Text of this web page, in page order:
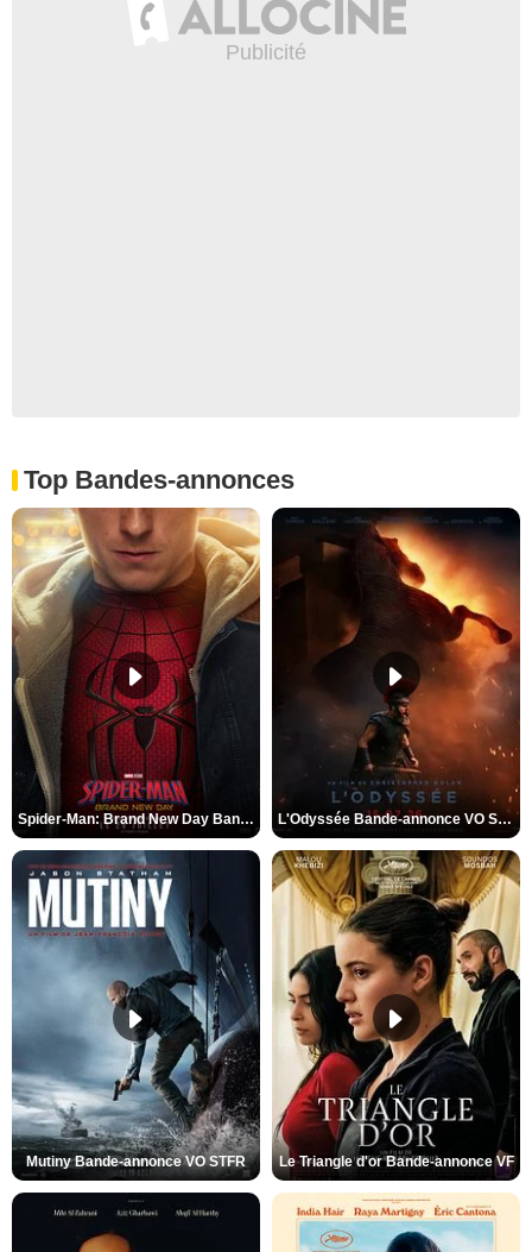
Top Bandes-annonces
Spider-Man: Brand New Day Bande-annonce VO STFR L'Odyssée Bande-annonce VO STFR
Mutiny Bande-annonce VO STFR Le Triangle d'or Bande-annonce VF